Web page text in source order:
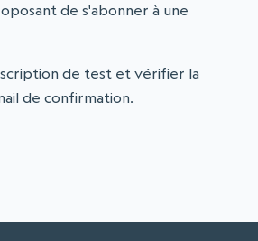
de s'abonner à une
de test et vérifier la
de confirmation.